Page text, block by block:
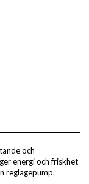
och
energi och friskhet
reglagepump.